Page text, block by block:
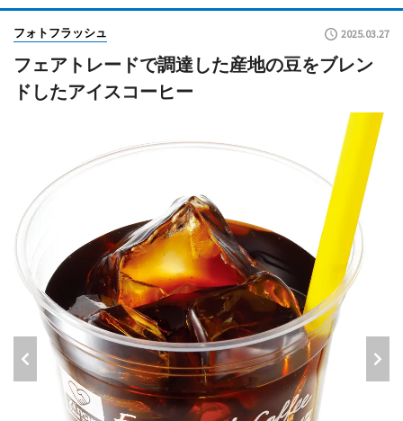
フォトフラッシュ 2025.03.27
フェアトレードで調達した産地の豆をブレン
ドしたアイスコーヒー